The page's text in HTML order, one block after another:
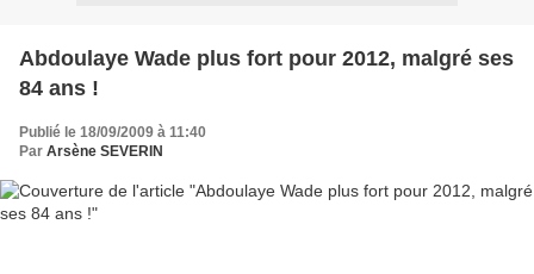
Abdoulaye Wade plus fort pour 2012, malgré ses
84 ans !
Publié le 18/09/2009 à 11:40
Par Arsène SEVERIN